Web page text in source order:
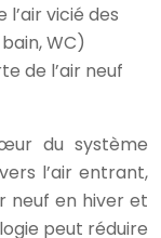
vicié des
WC)
de l’air neuf
du système
l’air entrant,
neuf en hiver et
peut réduire